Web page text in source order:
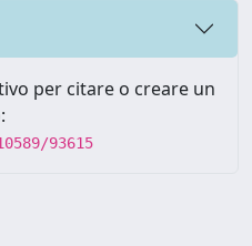
per citare o creare un
93615